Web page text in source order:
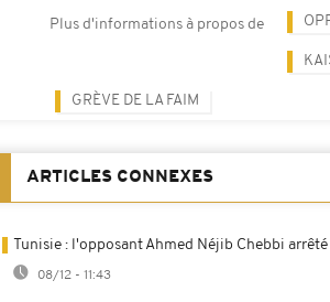
Plus d'informations à propos de
GRÈVE DE LA FAIM
ARTICLES CONNEXES
Tunisie : l'opposant Ahmed Néjib Chebbi arrêté
08/12 - 11:43